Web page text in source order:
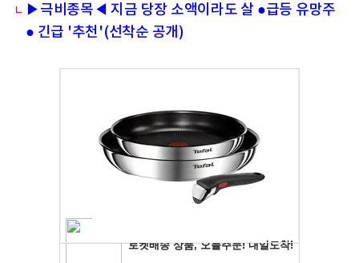
▶극비종목◀ 지금 당장 소액이라도 살 ●급등 유망주
● 긴급 '추천'(선착순 공개)